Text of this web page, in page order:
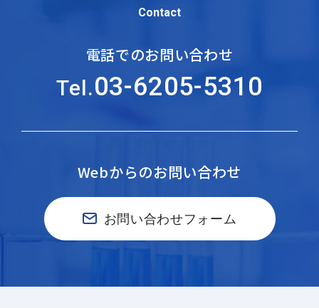
Contact
電話でのお問い合わせ
Tel.03-6205-5310
Webからのお問い合わせ
お問い合わせフォーム